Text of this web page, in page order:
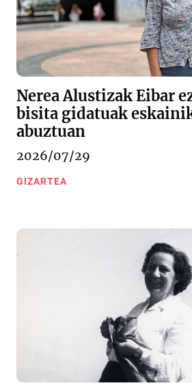
Nerea Alustizak Eibar
bisita gidatuak
abuztuan
2026/07/29
GIZARTEA